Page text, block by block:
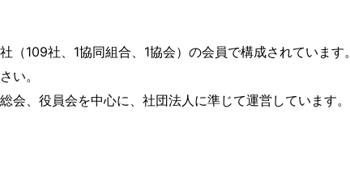
（109社、1協同組合、1協会）の会員で構成されています。
い。
会、役員会を中心に、社団法人に準じて運営しています。